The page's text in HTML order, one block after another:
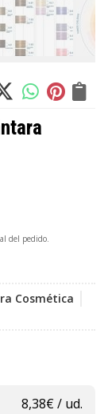
del pedido.
Cosmética
8,38€ / ud.